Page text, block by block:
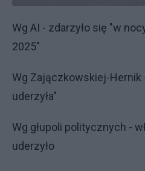
Wg AI - zdarzyło się "w
2025"
Wg Zajączkowskiej-Hernik
uderzyła"
Wg głupoli politycznych -
uderzyło